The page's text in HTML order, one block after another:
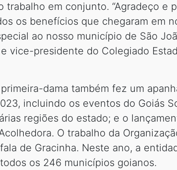
trabalho em conjunto. “Agradeço e
os benefícios que chegaram em
ao nosso município de São
vice-presidente do Colegiado
dama também fez um
incluindo os eventos do Goiás
regiões do estado; e o
O trabalho da
de Gracinha. Neste ano, a
os 246 municípios goianos.